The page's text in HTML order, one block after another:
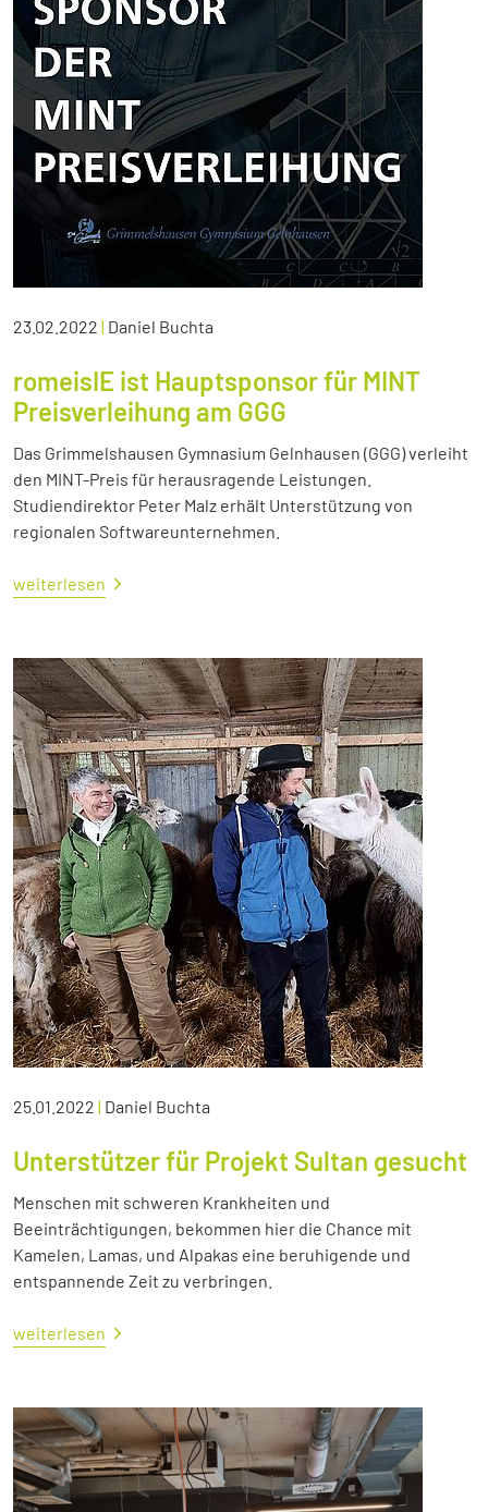
23.02.2022 | Daniel Buchta
romeisIE ist Hauptsponsor für MINT
Preisverleihung am GGG
Das Grimmelshausen Gymnasium Gelnhausen (GGG) verleiht
den MINT-Preis für herausragende Leistungen.
Studiendirektor Peter Malz erhält Unterstützung von
regionalen Softwareunternehmen.
weiterlesen
25.01.2022 | Daniel Buchta
Unterstützer für Projekt Sultan gesucht
Menschen mit schweren Krankheiten und
Beeinträchtigungen, bekommen hier die Chance mit
Kamelen, Lamas, und Alpakas eine beruhigende und
entspannende Zeit zu verbringen.
weiterlesen